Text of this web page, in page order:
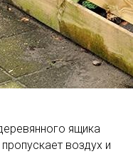
ящика
воздух и